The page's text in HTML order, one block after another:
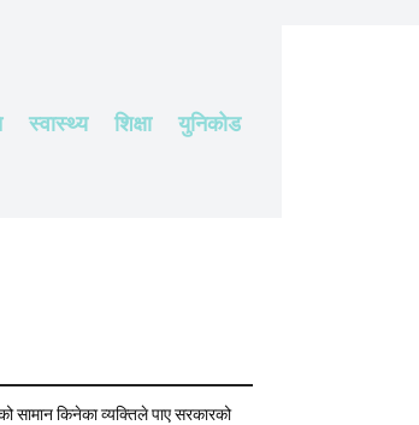
स्वास्थ्य शिक्षा युनिकोड
सामान किनेका व्यक्तिले पाए सरकारको